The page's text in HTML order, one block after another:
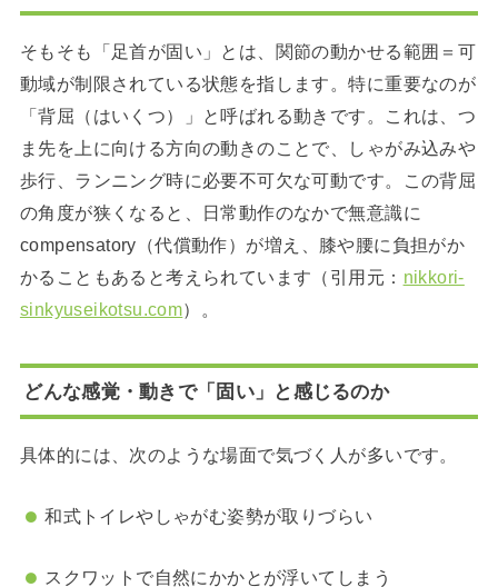
そもそも「足首が固い」とは、関節の動かせる範囲＝可
動域が制限されている状態を指します。特に重要なのが
「背屈（はいくつ）」と呼ばれる動きです。これは、つ
ま先を上に向ける方向の動きのことで、しゃがみ込みや
歩行、ランニング時に必要不可欠な可動です。この背屈
の角度が狭くなると、日常動作のなかで無意識に
compensatory（代償動作）が増え、膝や腰に負担がか
かることもあると考えられています（引用元： nikkori-
sinkyuseikotsu.com）。
どんな感覚・動きで「固い」と感じるのか
具体的には、次のような場面で気づく人が多いです。
和式トイレやしゃがむ姿勢が取りづらい
スクワットで自然にかかとが浮いてしまう